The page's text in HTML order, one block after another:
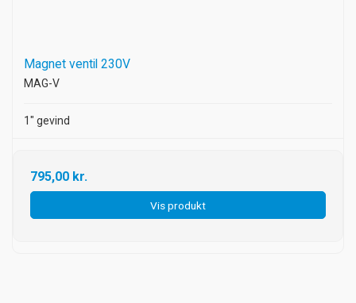
Magnet ventil 230V
MAG-V
1" gevind
795,00 kr.
Vis produkt